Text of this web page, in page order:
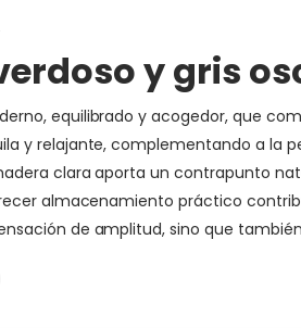
y gris
equilibrado y acogedor, que
y relajante, complementando a la
clara aporta un contrapunto
almacenamiento práctico
de amplitud, sino que